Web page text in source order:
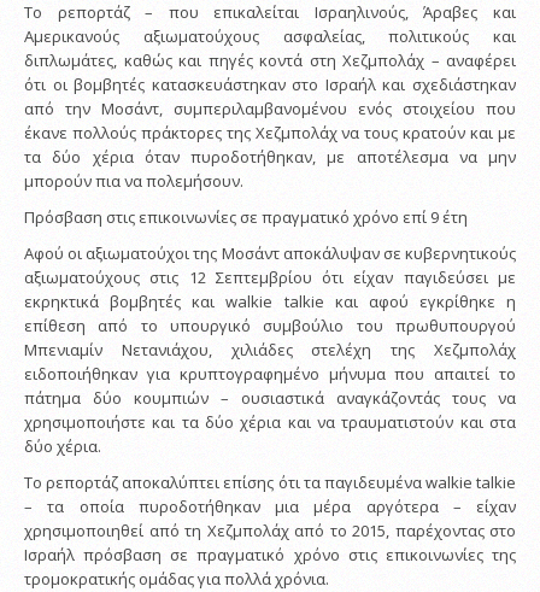
Το ρεπορτάζ – που επικαλείται Ισραηλινούς, Άραβες και
Αμερικανούς αξιωματούχους ασφαλείας, πολιτικούς και
διπλωμάτες, καθώς και πηγές κοντά στη Χεζμπολάχ – αναφέρει
ότι οι βομβητές κατασκευάστηκαν στο Ισραήλ και σχεδιάστηκαν
από την Μοσάντ, συμπεριλαμβανομένου ενός στοιχείου που
έκανε πολλούς πράκτορες της Χεζμπολάχ να τους κρατούν και με
τα δύο χέρια όταν πυροδοτήθηκαν, με αποτέλεσμα να μην
μπορούν πια να πολεμήσουν.
Πρόσβαση στις επικοινωνίες σε πραγματικό χρόνο επί 9 έτη
Αφού οι αξιωματούχοι της Μοσάντ αποκάλυψαν σε κυβερνητικούς
αξιωματούχους στις 12 Σεπτεμβρίου ότι είχαν παγιδεύσει με
εκρηκτικά βομβητές και walkie talkie και αφού εγκρίθηκε η
επίθεση από το υπουργικό συμβούλιο του πρωθυπουργού
Μπενιαμίν Νετανιάχου, χιλιάδες στελέχη της Χεζμπολάχ
ειδοποιήθηκαν για κρυπτογραφημένο μήνυμα που απαιτεί το
πάτημα δύο κουμπιών – ουσιαστικά αναγκάζοντάς τους να
χρησιμοποιήστε και τα δύο χέρια και να τραυματιστούν και στα
δύο χέρια.
Το ρεπορτάζ αποκαλύπτει επίσης ότι τα παγιδευμένα walkie talkie
– τα οποία πυροδοτήθηκαν μια μέρα αργότερα – είχαν
χρησιμοποιηθεί από τη Χεζμπολάχ από το 2015, παρέχοντας στο
Ισραήλ πρόσβαση σε πραγματικό χρόνο στις επικοινωνίες της
τρομοκρατικής ομάδας για πολλά χρόνια.